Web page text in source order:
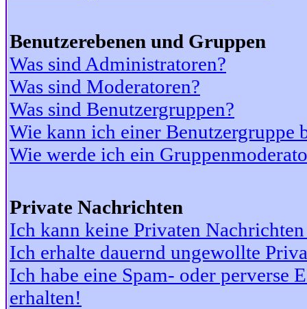
Benutzerebenen und Gruppen
Was sind Administratoren?
Was sind Moderatoren?
Was sind Benutzergruppen?
Wie kann ich einer Benutzergruppe
Wie werde ich ein
Private Nachrichten
Ich kann keine Privaten
Ich erhalte dauernd ungewollte
Ich habe eine Spam- oder perverse
erhalten!